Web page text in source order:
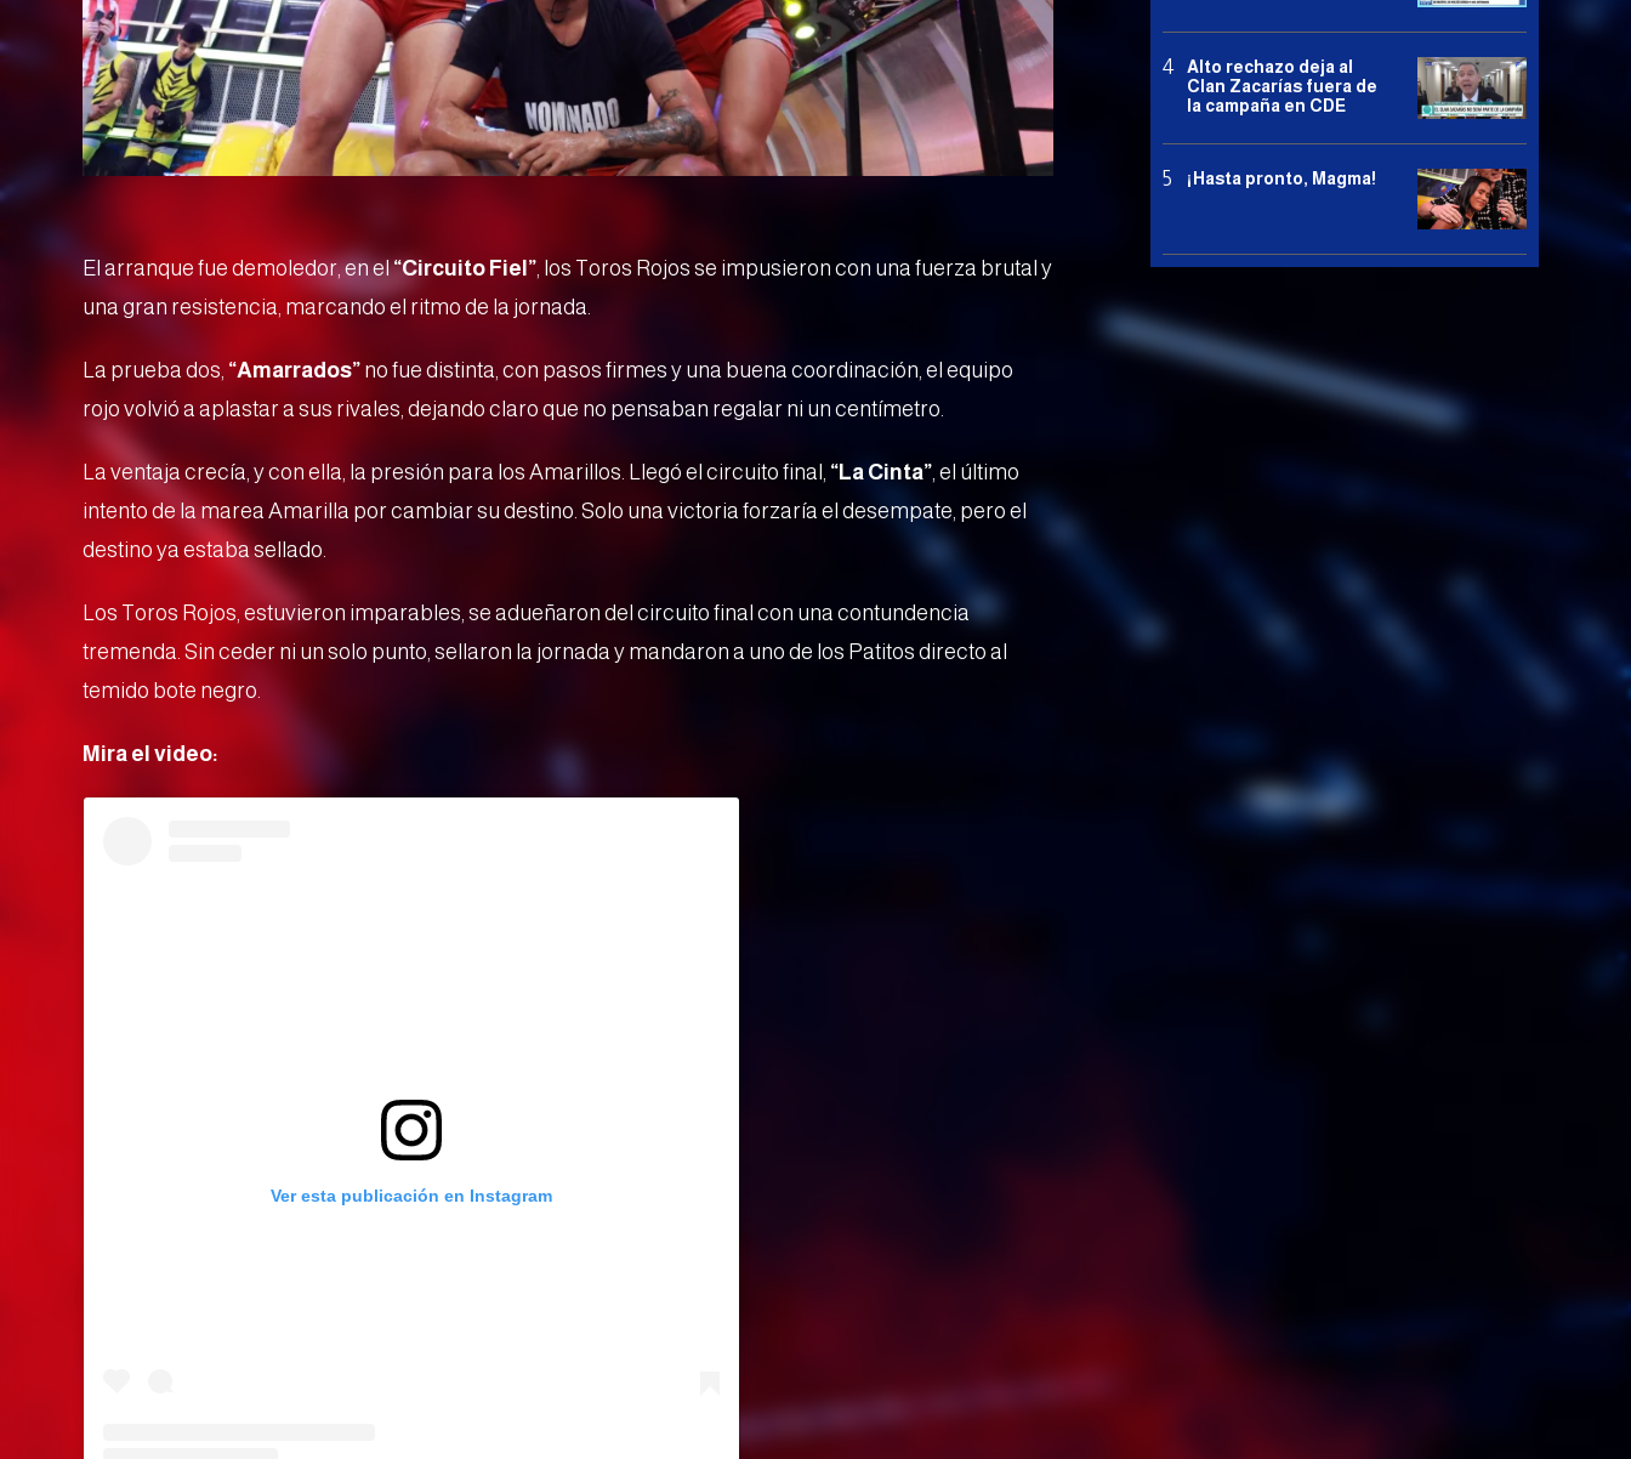
El arranque fue demoledor, en el“Circuito Fiel”, los Toros Rojos se impusieron con una fuerza brutal y
una gran resistencia, marcando el ritmo de la jornada.
La prueba dos, “Amarrados” no fue distinta, con pasos firmes y una buena coordinación, el equipo
rojo volvió a aplastar a sus rivales, dejando claro que no pensaban regalar ni un centímetro.
La ventaja crecía, y con ella, la presión para los Amarillos. Llegó el circuito final, “La Cinta”, el último
intento de la marea Amarilla por cambiar su destino. Solo una victoria forzaría el desempate, pero el
destino ya estaba sellado.
Los Toros Rojos, estuvieron imparables, se adueñaron del circuito final con una contundencia
tremenda. Sin ceder ni un solo punto, sellaron la jornada y mandaron a uno de los Patitos directo al
temido bote negro.
Mira el video:
Ver esta publicación en Instagram
Alto rechazo deja al
Clan Zacarías fuera de
la campaña en CDE
¡Hasta pronto, Magma!